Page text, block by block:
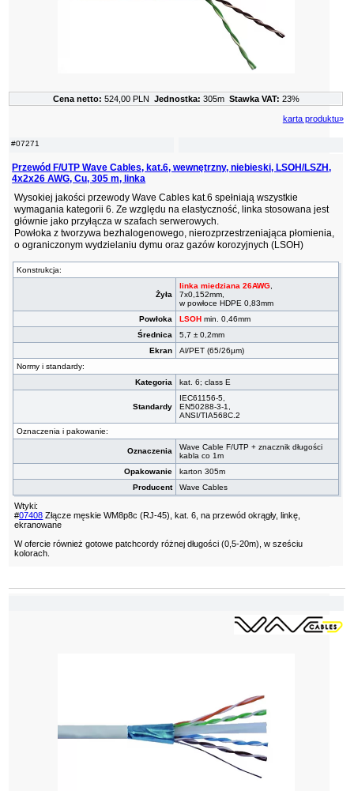
#07271
Przewód F/UTP Wave Cables, kat.6, wewnętrzny, niebieski, LSOH/LSZH,
4x2x26 AWG, Cu, 305 m, linka
Wysokiej jakości przewody Wave Cables kat.6 spełniają wszystkie
wymagania kategorii 6. Ze względu na elastyczność, linka stosowana jest
głównie jako przyłącza w szafach serwerowych.
Powłoka z tworzywa bezhalogenowego, nierozprzestrzeniająca płomienia,
o ograniczonym wydzielaniu dymu oraz gazów korozyjnych (LSOH)
Konstrukcja:
Żyła
linka miedziana 26AWG
7x0,152mm,
w powłoce HDPE 0,83mm
Powłoka
LSOH min. 0,46mm
Średnica
5,7 ± 0,2mm
Ekran
Al/PET (65/26µm)
Normy i standardy:
Kategoria
kat. 6; class E
Standardy
IEC61156-5,
EN50288-3-1,
ANSI/TIA568C.2
Oznaczenia i pakowanie:
Oznaczenia
Wave Cable F/UTP + znacznik długości
kabla co 1m
Opakowanie
karton 305m
Producent
Wave Cables
Wtyki:
#07408 Złącze męskie WM8p8c (RJ-45), kat. 6, na przewód okrągły, linkę,
ekranowane
W ofercie również gotowe patchcordy różnej długości (0,5-20m), w sześciu
kolorach.
Cena netto: 524,00 PLN Jednostka: 305m Stawka VAT: 23%
karta produktu»